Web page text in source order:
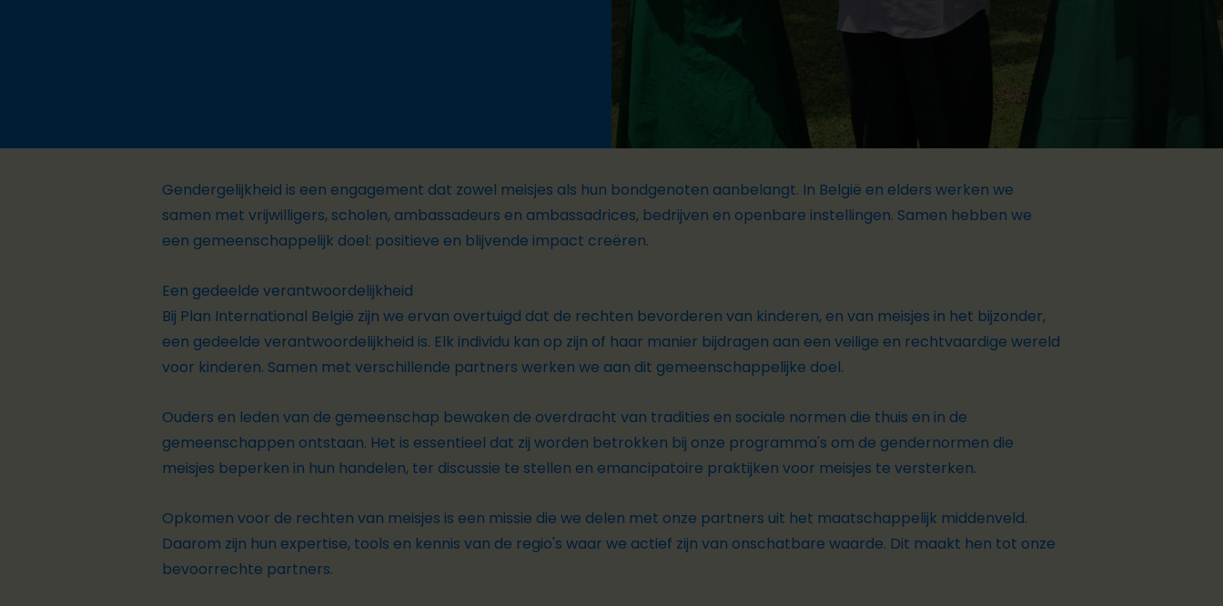
Gendergelijkheid is een engagement dat zowel meisjes als hun bondgenoten aanbelangt. In België en elders werken we
samen met vrijwilligers, scholen, ambassadeurs en ambassadrices, bedrijven en openbare instellingen. Samen hebben we
een gemeenschappelijk doel: positieve en blijvende impact creëren.
Een gedeelde verantwoordelijkheid
Bij Plan International België zijn we ervan overtuigd dat de rechten bevorderen van kinderen, en van meisjes in het bijzonder,
een gedeelde verantwoordelijkheid is. Elk individu kan op zijn of haar manier bijdragen aan een veilige en rechtvaardige wereld
voor kinderen. Samen met verschillende partners werken we aan dit gemeenschappelijke doel.
Ouders en leden van de gemeenschap bewaken de overdracht van tradities en sociale normen die thuis en in de
gemeenschappen ontstaan. Het is essentieel dat zij worden betrokken bij onze programma's om de gendernormen die
meisjes beperken in hun handelen, ter discussie te stellen en emancipatoire praktijken voor meisjes te versterken.
Opkomen voor de rechten van meisjes is een missie die we delen met onze partners uit het maatschappelijk middenveld.
Daarom zijn hun expertise, tools en kennis van de regio's waar we actief zijn van onschatbare waarde. Dit maakt hen tot onze
bevoorrechte partners.